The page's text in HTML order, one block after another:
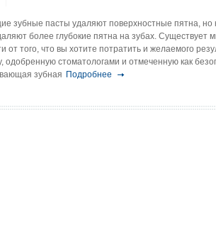
зубные пасты удаляют поверхностные пятна, но
более глубокие пятна на зубах. Существует
от того, что вы хотите потратить и желаемого
одобренную стоматологами и отмеченную как
зубная Подробнее